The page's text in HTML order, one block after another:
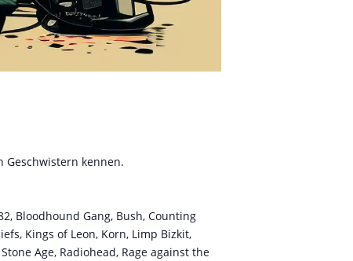
kennen.
Bloodhound Gang, Bush, Counting
Kings of Leon, Korn, Limp Bizkit,
Age, Radiohead, Rage against the